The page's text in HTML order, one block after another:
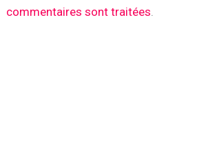
commentaires sont traitées